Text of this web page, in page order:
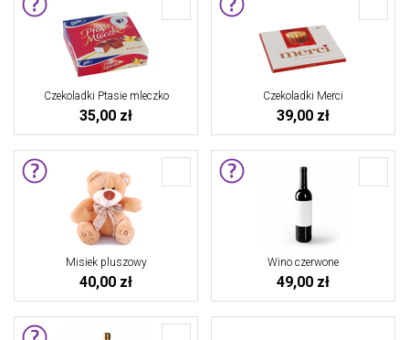
Czekoladki Ptasie mleczko
35,00 zł
Czekoladki Merci
39,00 zł
Misiek pluszowy
40,00 zł
Wino czerwone
49,00 zł